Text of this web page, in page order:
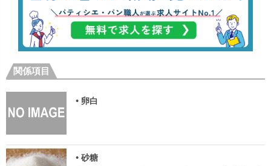
関係項目
• 卵白
• 砂糖